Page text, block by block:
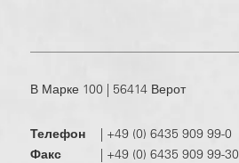
В Марке 100 | 56414 Верот
Телефон | +49 (0) 6435 909 99-0
Факс
| +49 (0) 6435 909 99-30